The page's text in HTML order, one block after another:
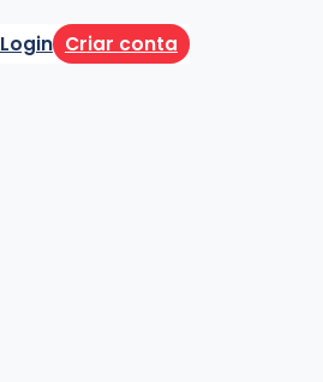
Login Criar conta